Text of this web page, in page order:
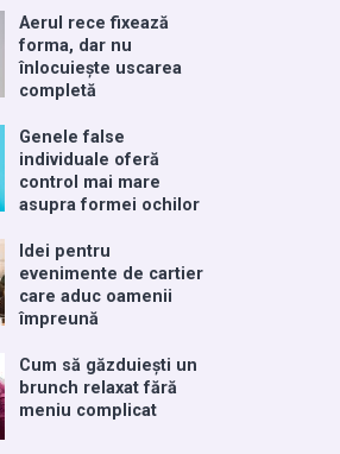
Aerul rece fixează
forma, dar nu
înlocuiește uscarea
completă
Genele false
individuale oferă
control mai mare
asupra formei ochilor
Idei pentru
evenimente de cartier
care aduc oamenii
împreună
Cum să găzduiești un
brunch relaxat fără
meniu complicat